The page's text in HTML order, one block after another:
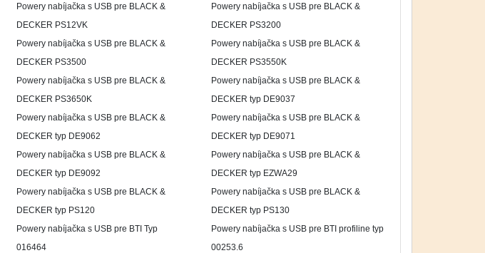
Powery nabíjačka s USB pre BLACK &
DECKER PS12VK
Powery nabíjačka s USB pre BLACK &
DECKER PS3200
Powery nabíjačka s USB pre BLACK &
DECKER PS3500
Powery nabíjačka s USB pre BLACK &
DECKER PS3550K
Powery nabíjačka s USB pre BLACK &
DECKER PS3650K
Powery nabíjačka s USB pre BLACK &
DECKER typ DE9037
Powery nabíjačka s USB pre BLACK &
DECKER typ DE9062
Powery nabíjačka s USB pre BLACK &
DECKER typ DE9071
Powery nabíjačka s USB pre BLACK &
DECKER typ DE9092
Powery nabíjačka s USB pre BLACK &
DECKER typ EZWA29
Powery nabíjačka s USB pre BLACK &
DECKER typ PS120
Powery nabíjačka s USB pre BLACK &
DECKER typ PS130
Powery nabíjačka s USB pre BTI Typ
016464
Powery nabíjačka s USB pre BTI profiline typ
00253.6